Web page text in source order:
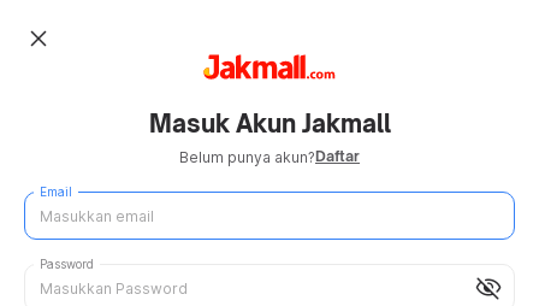
close
Masuk Akun Jakmall
Belum punya akun?Daftar
Email
visibility_off
Password